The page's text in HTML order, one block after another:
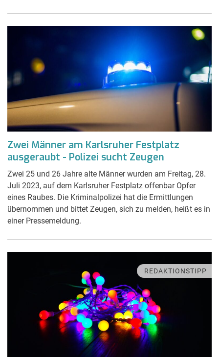
Zwei Männer am Karlsruher Festplatz
ausgeraubt - Polizei sucht Zeugen
Zwei 25 und 26 Jahre alte Männer wurden am Freitag, 28.
Juli 2023, auf dem Karlsruher Festplatz offenbar Opfer
eines Raubes. Die Kriminalpolizei hat die Ermittlungen
übernommen und bittet Zeugen, sich zu melden, heißt es in
einer Pressemeldung.
REDAKTIONSTIPP